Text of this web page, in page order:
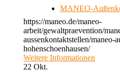
MANEO-
https://maneo.de/maneo-
arbeit/gewaltpraevention/
aussenkontaktstellen/maneo-
hohenschoenhausen/
Weitere Informationen
22 Okt.